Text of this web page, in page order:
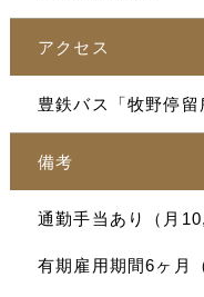
アクセス
豊鉄バス「牧野停
備考
通勤手当あり（月
有期雇用期間6ヶ月